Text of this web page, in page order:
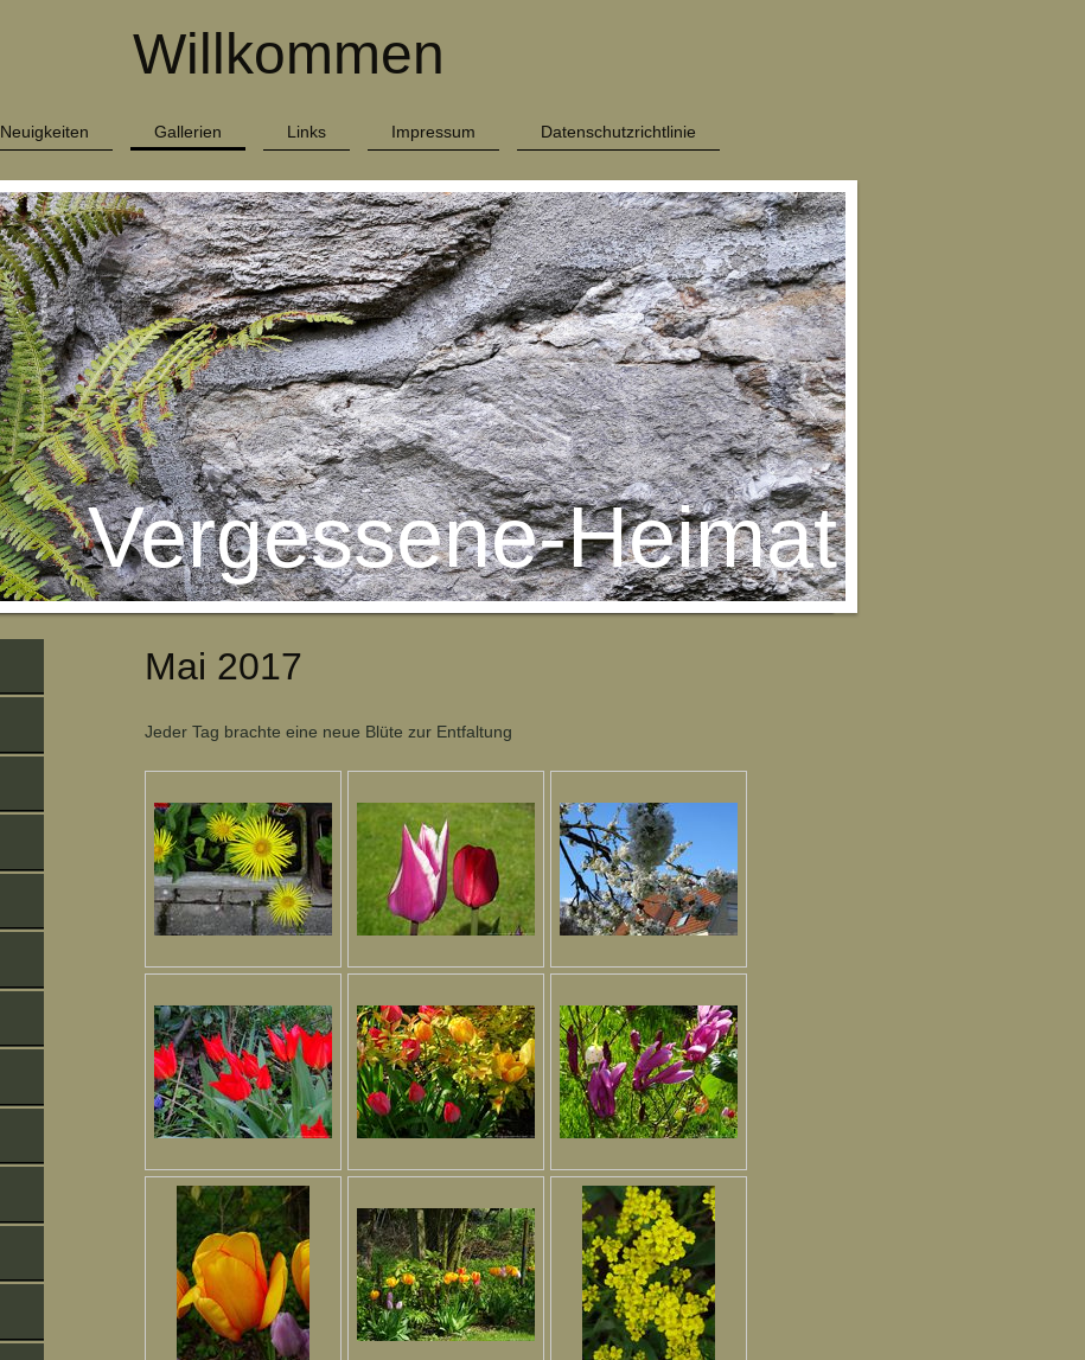
Willkommen
Neuigkeiten Gallerien Links Impressum Datenschutzrichtlinie
Vergessene-Heimat
Mai 2017
Jeder Tag brachte eine neue Blüte zur Entfaltung